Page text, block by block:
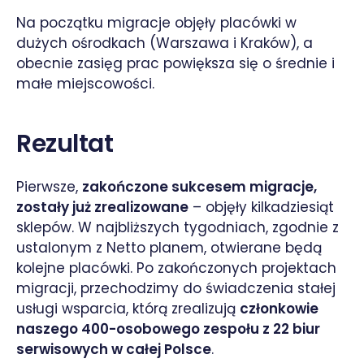
Na początku migracje objęły placówki w
dużych ośrodkach (Warszawa i Kraków), a
obecnie zasięg prac powiększa się o średnie i
małe miejscowości.
Rezultat
Pierwsze, zakończone sukcesem migracje,
zostały już zrealizowane – objęły kilkadziesiąt
sklepów. W najbliższych tygodniach, zgodnie z
ustalonym z Netto planem, otwierane będą
kolejne placówki. Po zakończonych projektach
migracji, przechodzimy do świadczenia stałej
usługi wsparcia, którą zrealizują członkowie
naszego 400-osobowego zespołu z 22 biur
serwisowych w całej Polsce.